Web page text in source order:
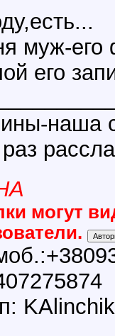
муж-его
его
наша
могут